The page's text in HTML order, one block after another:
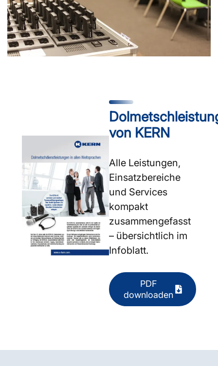
von KERN
Alle Leistungen,
Einsatzbereiche
und Services
kompakt
zusammengefasst
– übersichtlich im
Infoblatt.
PDF
downloaden